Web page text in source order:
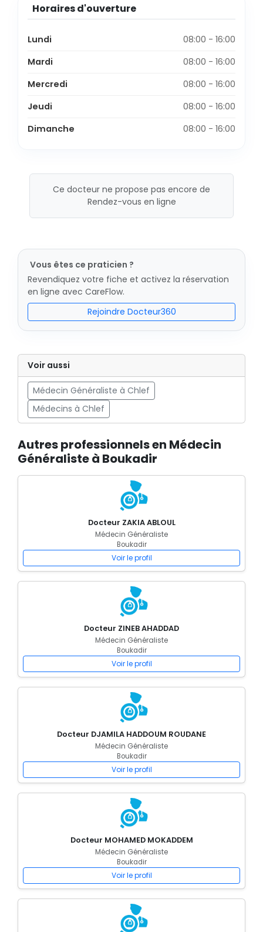
Horaires d'ouverture
Lundi
08:00 - 16:00
Mardi
08:00 - 16:00
Mercredi
08:00 - 16:00
Jeudi
08:00 - 16:00
Dimanche
08:00 - 16:00
Ce docteur ne propose pas encore de
Rendez-vous en ligne
Vous êtes ce praticien ?
Revendiquez votre fiche et activez la réservation
en ligne avec CareFlow.
Rejoindre Docteur360
Voir aussi
Médecin Généraliste à Chlef
Médecins à Chlef
Autres professionnels en Médecin
Généraliste à Boukadir
Docteur ZAKIA ABLOUL
Médecin Généraliste
Boukadir
Voir le profil
Docteur ZINEB AHADDAD
Médecin Généraliste
Boukadir
Voir le profil
Docteur DJAMILA HADDOUM ROUDANE
Médecin Généraliste
Boukadir
Voir le profil
Docteur MOHAMED MOKADDEM
Médecin Généraliste
Boukadir
Voir le profil